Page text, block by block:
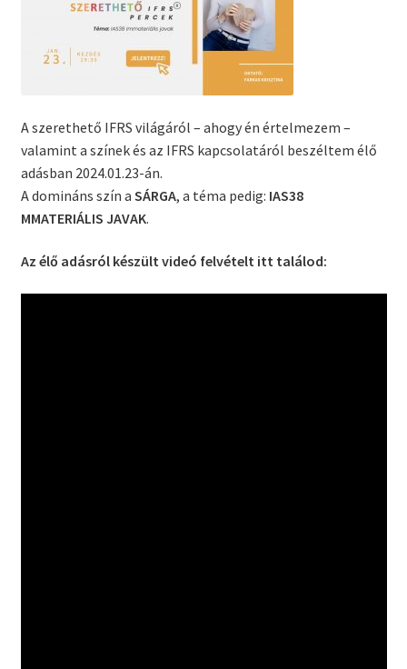
A szerethető IFRS világáról – ahogy én értelmezem –
valamint a színek és az IFRS kapcsolatáról beszéltem élő
adásban 2024.01.23-án.
A domináns szín a SÁRGA, a téma pedig: IAS38
MMATERIÁLIS JAVAK.
Az élő adásról készült videó felvételt itt találod: